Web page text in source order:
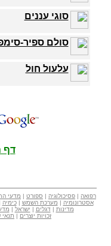
סוגי עננים
סולם ספיר-
עלעול חול
דף
רפואה | פסיכולוגיה | ספורט | מדעי
אסטרונומיה | מערכת השמש |כימיה
מדינות |דגלים | ישראל |
זכויות יוצרים |